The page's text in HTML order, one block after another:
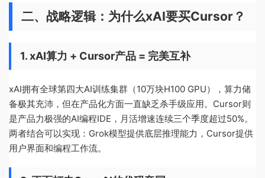
二、战略逻辑：为什么xAI要买Cursor？
1. xAI算力 + Cursor产品 = 完美互补
xAI拥有全球第四大AI训练集群（10万块H100 GPU），算力储
备极其充沛，但在产品化方面一直缺乏杀手级应用。Cursor则
是产品力极强的AI编程IDE，月活增速连续三个季度超过50%。
两者结合可以实现：Grok模型提供底层推理能力，Cursor提供
用户界面和编程工作流。